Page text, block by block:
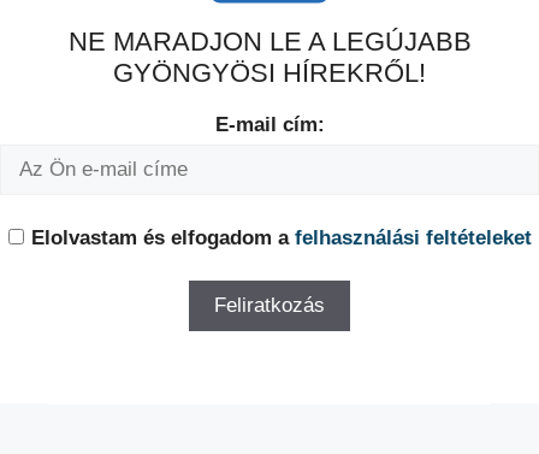
NE MARADJON LE A LEGÚJABB
GYÖNGYÖSI HÍREKRŐL!
E-mail cím:
Elolvastam és elfogadom a felhasználási feltételeket